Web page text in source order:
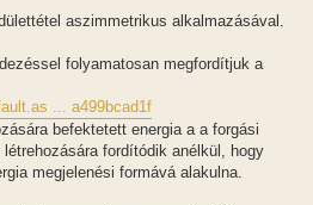
aszimmetrikus alkalmazásával.
folyamatosan megfordítjuk a
... a499bcad1f
befektetett energia a a forgási
fordítódik anélkül, hogy
megjelenési formává alakulna.